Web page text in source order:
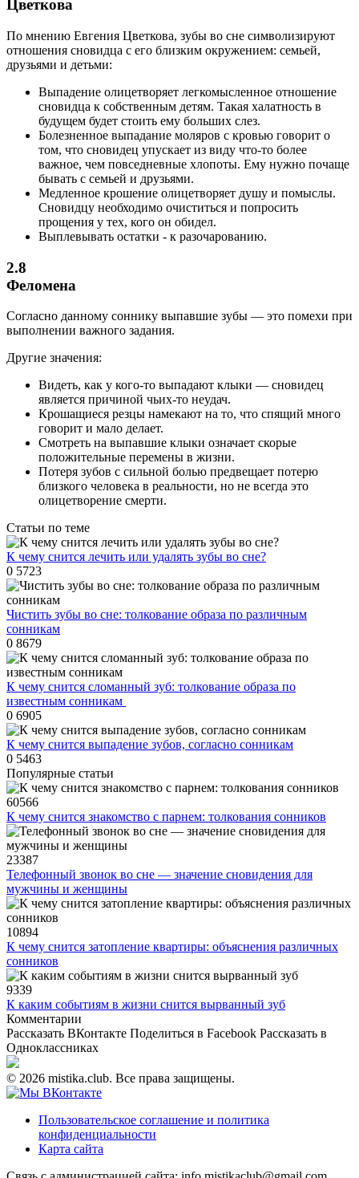
Цветкова
По мнению Евгения Цветкова, зубы во сне символизируют
отношения сновидца с его близким окружением: семьей,
друзьями и детьми:
Выпадение олицетворяет легкомысленное отношение
сновидца к собственным детям. Такая халатность в
будущем будет стоить ему больших слез.
Болезненное выпадание моляров с кровью говорит о
том, что сновидец упускает из виду что-то более
важное, чем повседневные хлопоты. Ему нужно почаще
бывать с семьей и друзьями.
Медленное крошение олицетворяет душу и помыслы.
Сновидцу необходимо очиститься и попросить
прощения у тех, кого он обидел.
Выплевывать остатки - к разочарованию.
2.8
Феломена
Согласно данному соннику выпавшие зубы — это помехи при
выполнении важного задания.
Другие значения:
Видеть, как у кого-то выпадают клыки — сновидец
является причиной чьих-то неудач.
Крошащиеся резцы намекают на то, что спящий много
говорит и мало делает.
Смотреть на выпавшие клыки означает скорые
положительные перемены в жизни.
Потеря зубов с сильной болью предвещает потерю
близкого человека в реальности, но не всегда это
олицетворение смерти.
Статьи по теме
К чему снится лечить или удалять зубы во сне?
0 5723
Чистить зубы во сне: толкование образа по различным
сонникам
0 8679
К чему снится сломанный зуб: толкование образа по
известным сонникам ​
0 6905
К чему снится выпадение зубов, согласно сонникам
0 5463
Популярные статьи
60566
К чему снится знакомство с парнем: толкования сонников
23387
Телефонный звонок во сне — значение сновидения для
мужчины и женщины
10894
К чему снится затопление квартиры: объяснения различных
сонников
9339
К каким событиям в жизни снится вырванный зуб
Комментарии
Рассказать ВКонтакте Поделиться в Facebook Рассказать в
Одноклассниках
© 2026 mistika.club. Все права защищены.
Пользовательское соглашение и политика
конфиденциальности
Карта сайта